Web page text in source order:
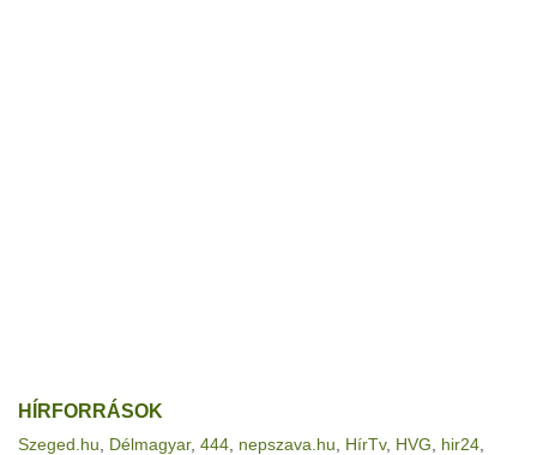
HÍRFORRÁSOK
Szeged.hu Délmagyar, 444 nepszava.hu HírTv, HVG hir24